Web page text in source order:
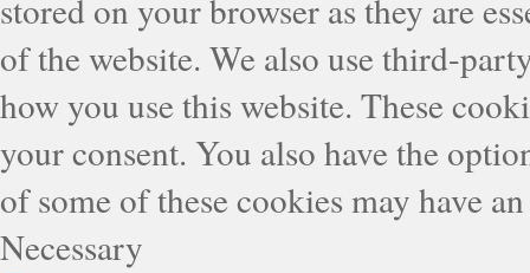
stored on your browser as they are
of the website. We also use third-
how you use this website. These
your consent. You also have the
of some of these cookies may have
Necessary